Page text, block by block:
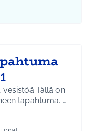
Tällä on
tapahtuma. …